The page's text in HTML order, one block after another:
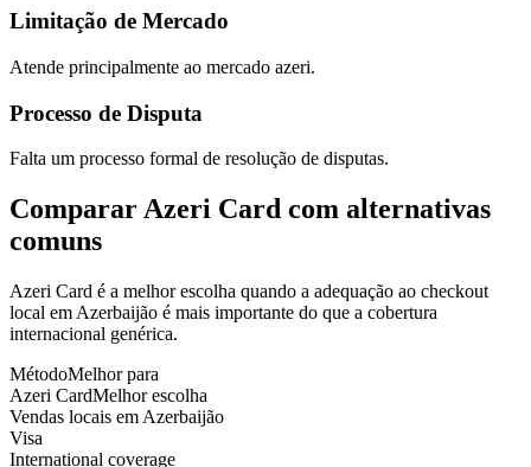
Limitação de Mercado
Atende principalmente ao mercado azeri.
Processo de Disputa
Falta um processo formal de resolução de disputas.
Comparar Azeri Card com alternativas
comuns
Azeri Card é a melhor escolha quando a adequação ao checkout
local em Azerbaijão é mais importante do que a cobertura
internacional genérica.
MétodoMelhor para
Azeri CardMelhor escolha
Vendas locais em Azerbaijão
Visa
International coverage